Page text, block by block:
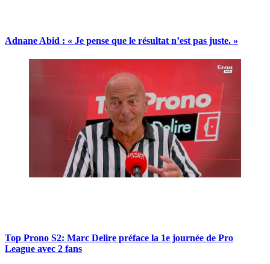
Adnane Abid : « Je pense que le résultat n’est pas juste. »
Top Prono S2: Marc Delire préface la 1e journée de Pro
League avec 2 fans